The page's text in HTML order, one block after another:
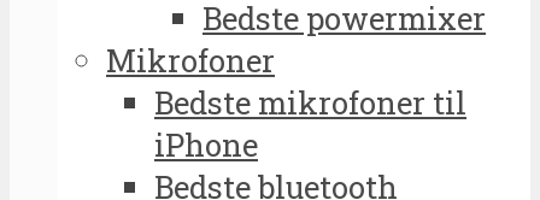
Bedste powermixer
Mikrofoner
Bedste mikrofoner til
iPhone
Bedste bluetooth